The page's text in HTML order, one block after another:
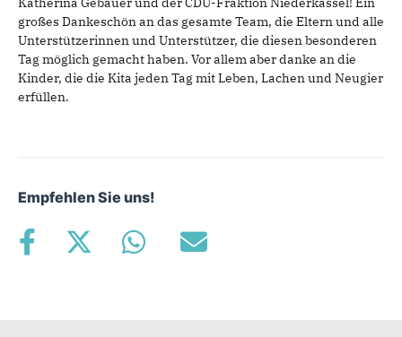
großes Dankeschön an das gesamte Team, die Eltern und alle
Unterstützerinnen und Unterstützer, die diesen besonderen
Tag möglich gemacht haben. Vor allem aber danke an die
Kinder, die die Kita jeden Tag mit Leben, Lachen und Neugier
erfüllen.
Empfehlen Sie uns!